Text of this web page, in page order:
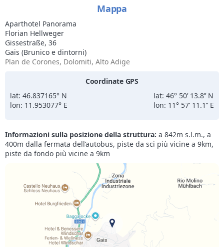
Mappa
Aparthotel Panorama
Florian Hellweger
Gissestraße, 36
Gais (Brunico e dintorni)
Plan de Corones, Dolomiti, Alto Adige
Coordinate GPS
lat: 46.837165° N
lon: 11.953077° E
lat: 46° 50’ 13.8’’ N
lon: 11° 57’ 11.1’’ E
Informazioni sulla posizione della struttura: a 842m s.l.m., a
400m dalla fermata dell’autobus, piste da sci più vicine a 9km,
piste da fondo più vicine a 9km